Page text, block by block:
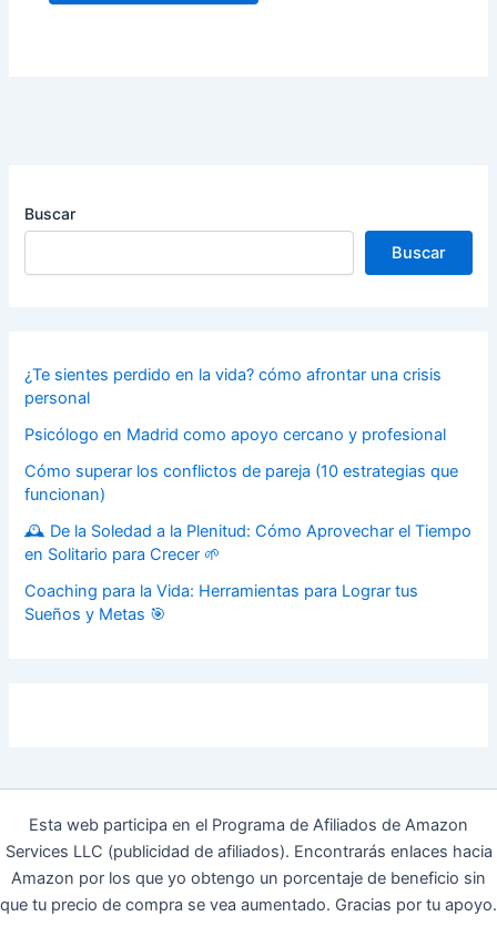
Buscar
Buscar
¿Te sientes perdido en la vida? cómo afrontar una crisis
personal
Psicólogo en Madrid como apoyo cercano y profesional
Cómo superar los conflictos de pareja (10 estrategias que
funcionan)
🕰️ De la Soledad a la Plenitud: Cómo Aprovechar el Tiempo
en Solitario para Crecer 🌱
Coaching para la Vida: Herramientas para Lograr tus
Sueños y Metas 🎯
Esta web participa en el Programa de Afiliados de Amazon
Services LLC (publicidad de afiliados). Encontrarás enlaces hacia
Amazon por los que yo obtengo un porcentaje de beneficio sin
que tu precio de compra se vea aumentado. Gracias por tu apoyo.